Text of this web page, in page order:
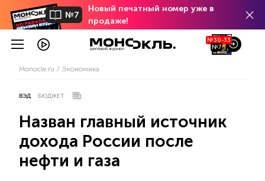
№7
Новый печатный номер уже в
продаже!
№30-33
№7
Monocle.ru Экономика
ВЭД БЮДЖЕТ
Назван главный источник
дохода России после
нефти и газа